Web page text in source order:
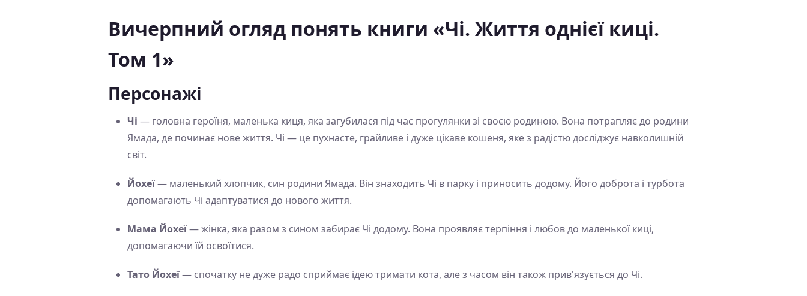
Вичерпний огляд понять книги «Чі. Життя однієї киці.
Том 1»
Персонажі
Чі — головна героїня, маленька киця, яка загубилася під час прогулянки зі своєю родиною. Вона потрапляє до родини
Ямада, де починає нове життя. Чі — це пухнасте, грайливе і дуже цікаве кошеня, яке з радістю досліджує навколишній
світ.
Йохеї— маленький хлопчик, син родини Ямада. Він знаходить Чі в парку і приносить додому. Його доброта і турбота
допомагають Чі адаптуватися до нового життя.
Мама Йохеї— жінка, яка разом з сином забирає Чі додому. Вона проявляє терпіння і любов до маленької киці,
допомагаючи їй освоїтися.
Тато Йохеї— спочатку не дуже радо сприймає ідею тримати кота, але з часом він також прив'язується до Чі.